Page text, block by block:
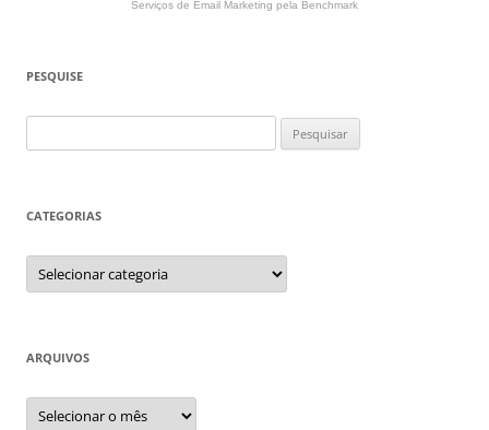
Serviços de Email Marketing pela Benchmark
PESQUISE
por:
CATEGORIAS
Categorias
ARQUIVOS
Arquivos